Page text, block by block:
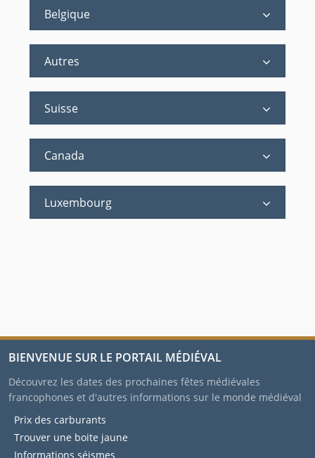
Belgique
Autres
Suisse
Canada
Luxembourg
BIENVENUE SUR LE PORTAIL MÉDIÉVAL
Découvrez les dates des prochaines fêtes médiévales
francophones et d'autres informations sur le monde médiéval
Prix des carburants
Trouver une boite jaune
Informations séismes